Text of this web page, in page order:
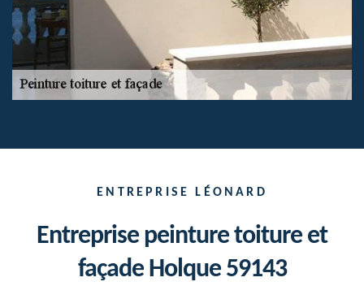
ENTREPRISE LÉONARD
Entreprise peinture toiture et
façade Holque 59143